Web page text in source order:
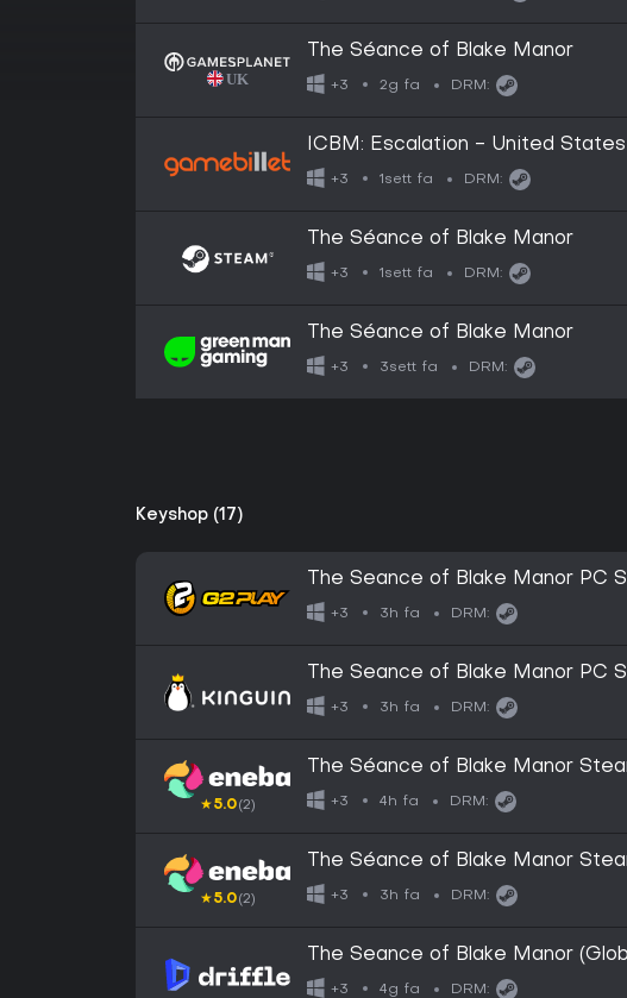
The Séance of Blake Manor
+3 2g fa DRM:
ICBM: Escalation - United
+3 1sett fa DRM:
The Séance of Blake Manor
+3 1sett fa DRM:
The Séance of Blake Manor
+3 3sett fa DRM:
Keyshop (17)
The Seance of Blake Manor PC
+3 3h fa DRM:
The Seance of Blake Manor PC
+3 3h fa DRM:
★5.0(2)
The Séance of Blake Manor
+3 4h fa DRM:
★5.0(2)
The Séance of Blake Manor
+3 3h fa DRM:
The Seance of Blake Manor
Digital Key
+3 4g fa DRM: